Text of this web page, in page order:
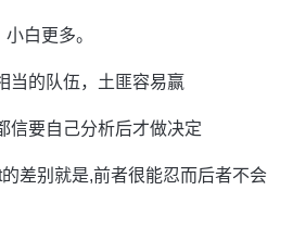
白更多。
当的队伍，土匪容易赢
信要自己分析后才做决定
差别就是,前者很能忍而后者不会